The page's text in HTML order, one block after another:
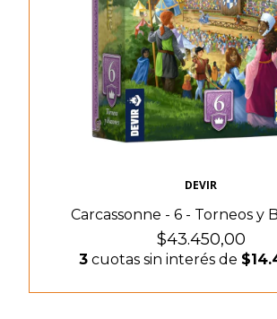
DEVIR
Carcassonne - 6 - Torneos y
$43.450,00
3 cuotas sin interés de